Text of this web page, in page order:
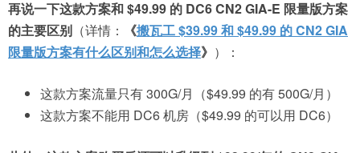
再说一下这款方案和 $49.99 的 DC6 CN2 GIA-E 限量版方案
的主要区别 （详情： 《搬瓦工 $39.99 和 $49.99 的 CN2 GIA
限量版方案有什么区别和怎么选择》 ）：
这款方案流量只有 300G/月（$49.99 的有 500G/月）
这款方案不能用 DC6 机房（$49.99 的可以用 DC6）